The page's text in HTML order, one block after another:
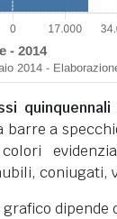
quinquennali
a
coniugati,
dipende